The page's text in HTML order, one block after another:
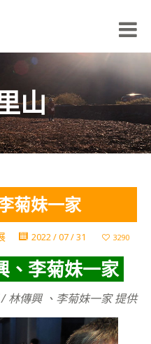
山
菊妹一家
2022 / 07 / 31 3290
、李菊妹一家
林傳興 、李菊妹一家 提供